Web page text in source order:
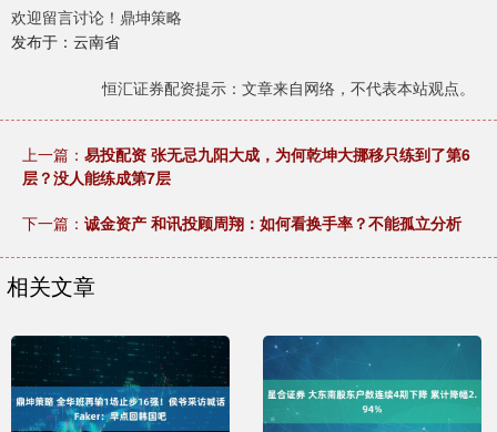
欢迎留言讨论！鼎坤策略
发布于：云南省
恒汇证券配资提示：文章来自网络，不代表本站观点。
上一篇： 易投配资 张无忌九阳大成，为何乾坤大挪移只练到了第6
层？没人能练成第7层
下一篇： 诚金资产 和讯投顾周翔：如何看换手率？不能孤立分析
相关文章